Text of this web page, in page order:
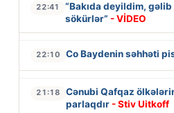
22:41
“Bakıda deyildim,
sökürlər” - VİDEO
22:10 Co Baydenin səhhəti
21:18
Cənubi Qafqaz
parlaqdır - Stiv Uitkoff